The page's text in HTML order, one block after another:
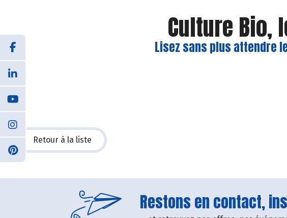
Culture Bio,
Lisez sans plus attendre
Retour à la liste
Restons en contact,